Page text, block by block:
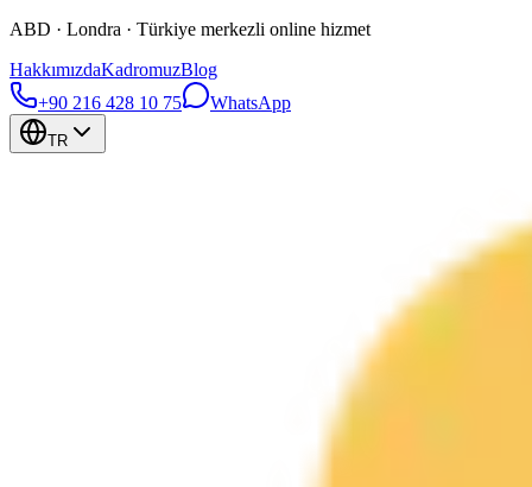
ABD · Londra · Türkiye merkezli online hizmet
HakkımızdaKadromuzBlog
+90 216 428 10 75
WhatsApp
TR